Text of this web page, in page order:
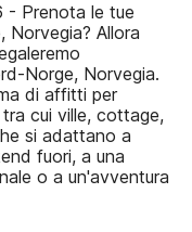
- Prenota le tue
Allora
Norge, Norvegia.
di affitti per
cui ville, cottage,
si adattano a
fuori, a una
o a un'avventura